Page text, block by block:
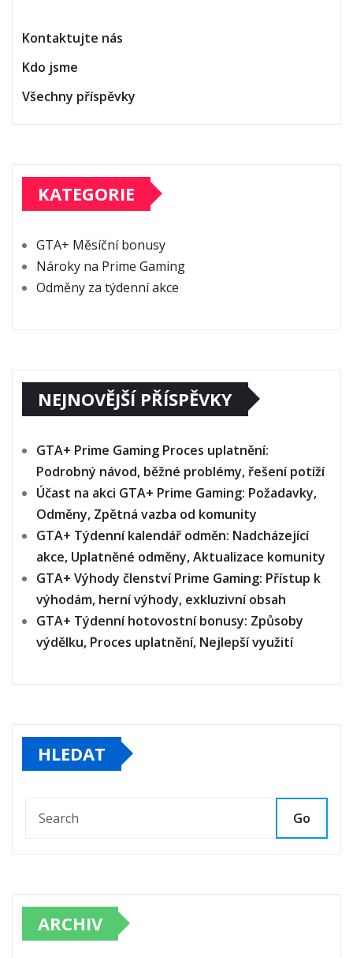
Kontaktujte nás
Kdo jsme
Všechny příspěvky
KATEGORIE
GTA+ Měsíční bonusy
Nároky na Prime Gaming
Odměny za týdenní akce
NEJNOVĚJŠÍ PŘÍSPĚVKY
GTA+ Prime Gaming Proces uplatnění:
Podrobný návod, běžné problémy, řešení potíží
Účast na akci GTA+ Prime Gaming: Požadavky,
Odměny, Zpětná vazba od komunity
GTA+ Týdenní kalendář odměn: Nadcházející
akce, Uplatněné odměny, Aktualizace komunity
GTA+ Výhody členství Prime Gaming: Přístup k
výhodám, herní výhody, exkluzivní obsah
GTA+ Týdenní hotovostní bonusy: Způsoby
výdělku, Proces uplatnění, Nejlepší využití
HLEDAT
Go
ARCHIV